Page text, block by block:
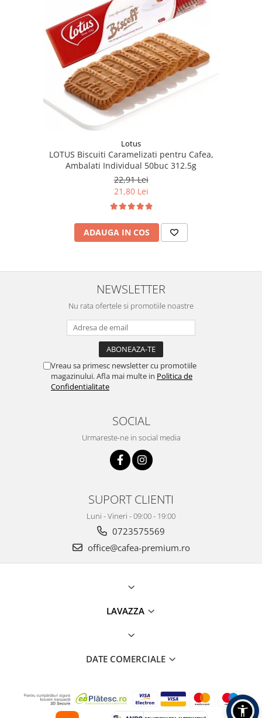
Lotus
LOTUS Biscuiti Caramelizati pentru Cafea,
Ambalati Individual 50buc 312.5g
22,91 Lei
21,80 Lei
ADAUGA IN COS
NEWSLETTER
Nu rata ofertele si promotiile noastre
Vreau sa primesc newsletter cu promotiile
magazinului. Afla mai multe in Politica de
Confidentialitate
SOCIAL
Urmareste-ne in social media
SUPORT CLIENTI
Luni - Vineri - 09:00 - 19:00
0723575569
office@cafea-premium.ro
LAVAZZA
DATE COMERCIALE